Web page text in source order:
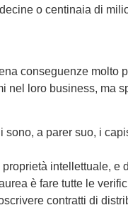
o centinaia di
conseguenze molto
nel loro business, ma
sono, a parer suo, i
intellettuale, e
è fare tutte le
contratti di